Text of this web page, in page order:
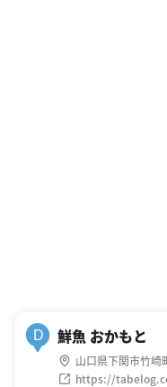
D 鮮魚 おかもと
山口県下関市竹崎
https://